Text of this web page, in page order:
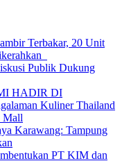
Terbakar, 20 Unit
Publik Dukung
HADIR DI
Kuliner Thailand
Mall
Karawang: Tampung
PT KIM dan